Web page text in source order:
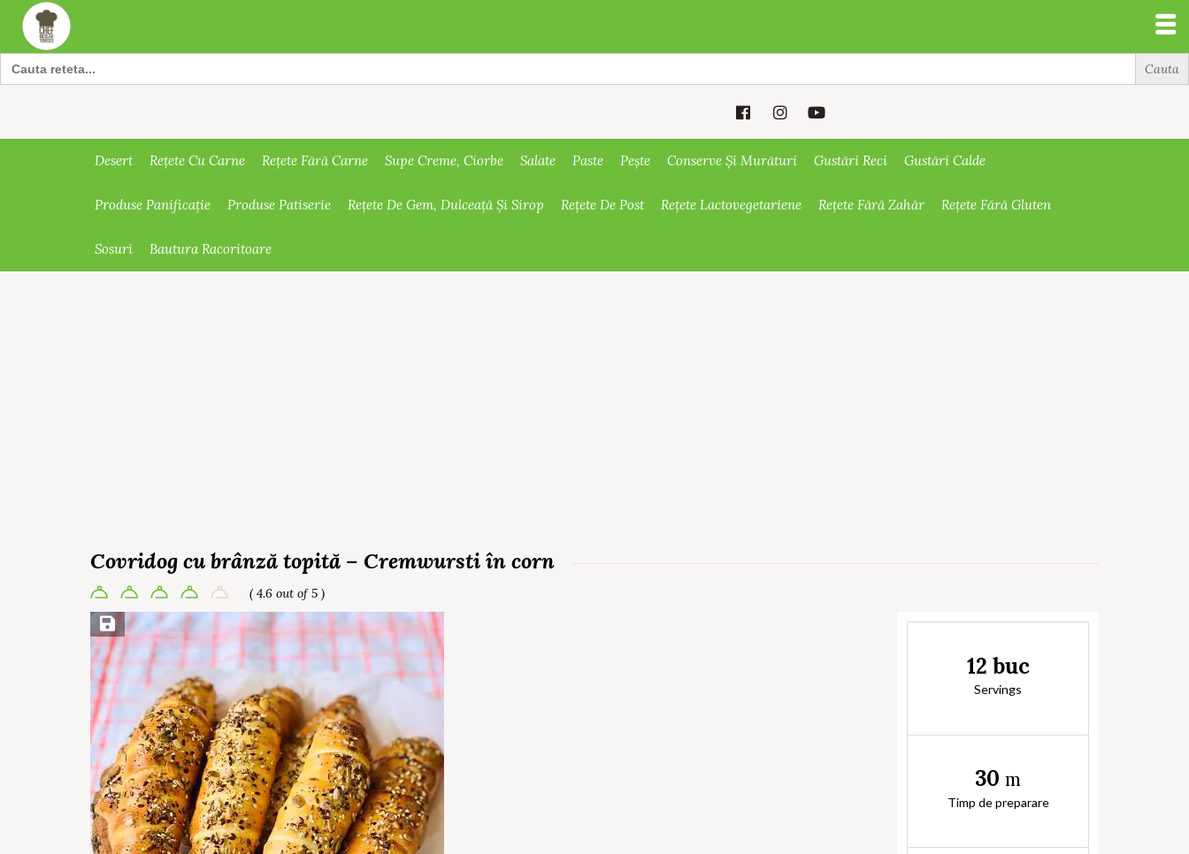
Search
for:
Desert Rețete Cu Carne Rețete Fără Carne Supe Creme, Ciorbe Salate Paste Pește Conserve Și Murături Gustări Reci Gustări Calde
Produse Panificație Produse Patiserie Rețete De Gem, Dulceață Și Sirop Rețete De Post Rețete Lactovegetariene Rețete Fără Zahăr Rețete Fără Gluten
Sosuri Bautura Racoritoare
Covridog cu brânză topită – Cremwursti în corn
( 4.6 out of 5 )
Save Recipe
12 buc
Servings
30 m
Timp de preparare